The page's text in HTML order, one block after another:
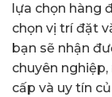
lựa chọn hàng
chọn vị trí đặt
bạn sẽ nhận
chuyên
cấp và uy tín